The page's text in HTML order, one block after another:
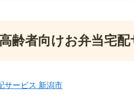
齢者向けお弁当宅配
サービス 新潟市